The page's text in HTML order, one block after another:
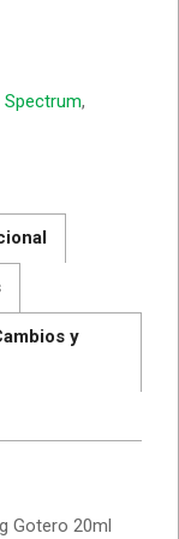
Spectrum,
y
Gotero 20ml